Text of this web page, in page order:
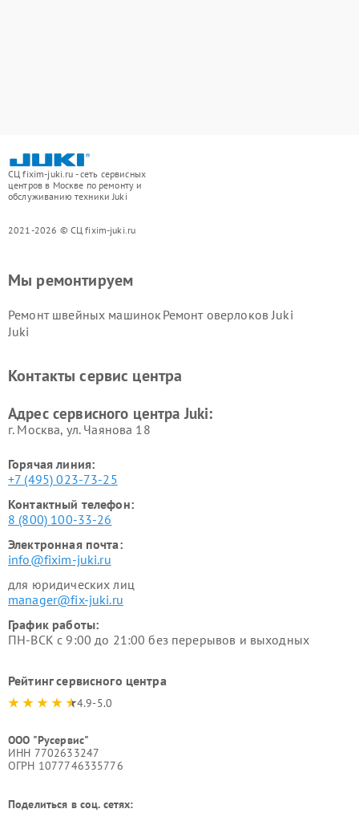
СЦ fixim-juki.ru - сеть сервисных
центров в Москве по ремонту и
обслуживанию техники Juki
2021-2026 © СЦ fixim-juki.ru
Мы ремонтируем
Ремонт швейных машинок
Juki
Ремонт оверлоков Juki
Контакты сервис центра
Адрес сервисного центра Juki:
г. Москва, ул. Чаянова 18
Горячая линия:
+7 (495) 023-73-25
Контактный телефон:
8 (800) 100-33-26
Электронная почта:
info@fixim-juki.ru
для юридических лиц
manager@fix-juki.ru
График работы:
ПН-ВСК с 9:00 до 21:00 без перерывов и выходных
Рейтинг сервисного центра
4.9-5.0
ООО "Русервис"
ИНН 7702633247
ОГРН 1077746335776
Поделиться в соц. сетях: